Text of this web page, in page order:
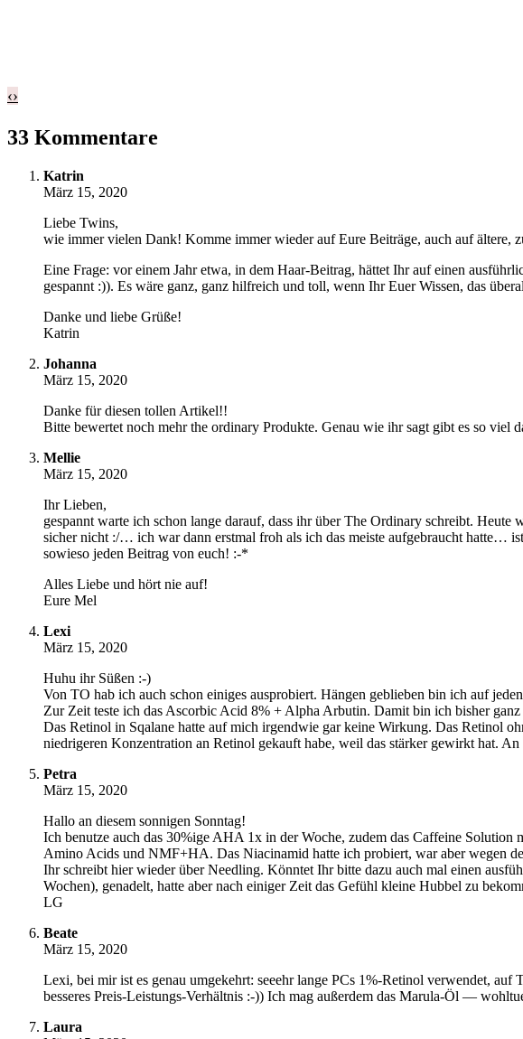
‹›
33 Kommentare
Katrin
März 15, 2020
Liebe Twins,
wie immer vielen Dank! Komme immer wieder auf Eure Beiträge, auch auf ältere,
Eine Frage: vor einem Jahr etwa, in dem Haar-Beitrag, hättet Ihr auf einen
gespannt :)). Es wäre ganz, ganz hilfreich und toll, wenn Ihr Euer Wissen, das
Danke und liebe Grüße!
Katrin
Johanna
März 15, 2020
Danke für diesen tollen Artikel!!
Bitte bewertet noch mehr the ordinary Produkte. Genau wie ihr sagt gibt es so viel
Mellie
März 15, 2020
Ihr Lieben,
gespannt warte ich schon lange darauf, dass ihr über The Ordinary schreibt.
sicher nicht :/… ich war dann erstmal froh als ich das meiste aufgebraucht hatte…
sowieso jeden Beitrag von euch! :-*
Alles Liebe und hört nie auf!
Eure Mel
Lexi
März 15, 2020
Huhu ihr Süßen :-)
Von TO hab ich auch schon einiges ausprobiert. Hängen geblieben bin ich auf
Zur Zeit teste ich das Ascorbic Acid 8% + Alpha Arbutin. Damit bin ich bisher ganz
Das Retinol in Sqalane hatte auf mich irgendwie gar keine Wirkung. Das Retinol
niedrigeren Konzentration an Retinol gekauft habe, weil das stärker gewirkt hat.
Petra
März 15, 2020
Hallo an diesem sonnigen Sonntag!
Ich benutze auch das 30%ige AHA 1x in der Woche, zudem das Caffeine
Amino Acids und NMF+HA. Das Niacinamid hatte ich probiert, war aber wegen
Ihr schreibt hier wieder über Needling. Könntet Ihr bitte dazu auch mal einen
Wochen), genadelt, hatte aber nach einiger Zeit das Gefühl kleine Hubbel zu
LG
Beate
März 15, 2020
Lexi, bei mir ist es genau umgekehrt: seeehr lange PCs 1%-Retinol verwendet,
besseres Preis-Leistungs-Verhältnis :-)) Ich mag außerdem das Marula-Öl —
Laura